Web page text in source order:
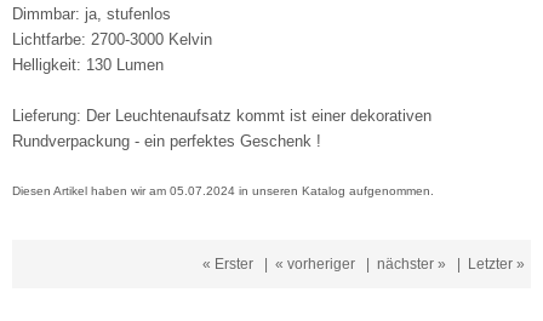
Dimmbar: ja, stufenlos
Lichtfarbe: 2700-3000 Kelvin
Helligkeit: 130 Lumen
Lieferung: Der Leuchtenaufsatz kommt ist einer dekorativen
Rundverpackung - ein perfektes Geschenk !
Diesen Artikel haben wir am 05.07.2024 in unseren Katalog aufgenommen.
« Erster « vorheriger nächster » Letzter »